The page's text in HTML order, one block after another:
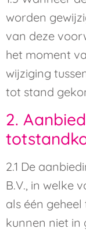
worden
van deze
het moment
wijziging
tot stand
2.
2.1 De
B.V., in welke
als één
kunnen niet in